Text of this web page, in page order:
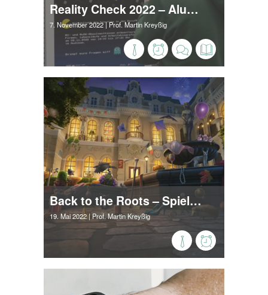
Reality Check 2022 – Alumni zeigen Studierenden die berufliche Wirklichkeit
7. November 2022| Prof. Martin Kreyßig
Back to the Roots – Spielefirma Wooga aus Berlin zum Onlinebesuch an der Hochschule Harz
19. Mai 2022 | Prof. Martin Kreyßig